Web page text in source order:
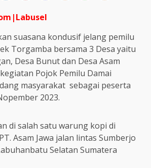
suasana kondusif jelang pemilu
Torgamba bersama 3 Desa yaitu
Desa Bunut dan Desa Asam
Pojok Pemilu Damai
masyarakat sebagai peserta
2023.
di salah satu warung kopi di
Asam Jawa jalan lintas Sumberjo
Selatan Sumatera